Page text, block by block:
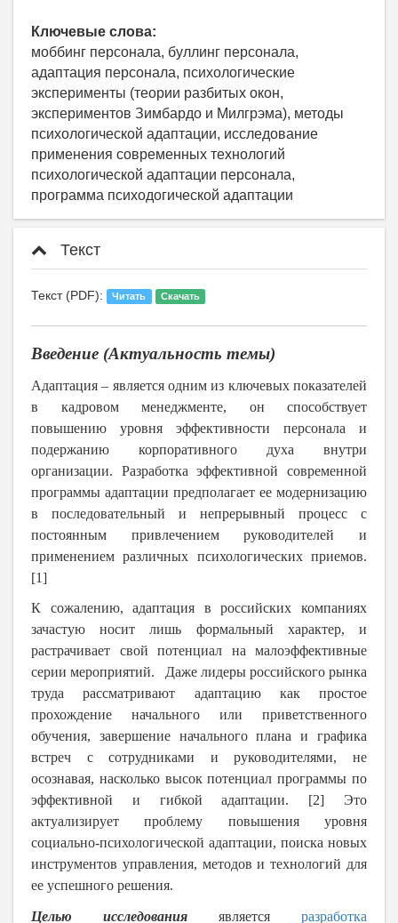
Ключевые слова:
моббинг персонала, буллинг персонала,
адаптация персонала, психологические
эксперименты (теории разбитых окон,
экспериментов Зимбардо и Милгрэма), методы
психологической адаптации, исследование
применения современных технологий
психологической адаптации персонала,
программа психодогической адаптации
Текст
Текст (PDF): Читать Скачать
Введение (Актуальность темы)
Адаптация – является одним из ключевых показателей
в кадровом менеджменте, он способствует
повышению уровня эффективности персонала и
подержанию корпоративного духа внутри
организации. Разработка эффективной современной
программы адаптации предполагает ее модернизацию
в последовательный и непрерывный процесс с
постоянным привлечением руководителей и
применением различных психологических приемов.
[1]
К сожалению, адаптация в российских компаниях
зачастую носит лишь формальный характер, и
растрачивает свой потенциал на малоэффективные
серии мероприятий. Даже лидеры российского рынка
труда рассматривают адаптацию как простое
прохождение начального или приветственного
обучения, завершение начального плана и графика
встреч с сотрудниками и руководителями, не
осознавая, насколько высок потенциал программы по
эффективной и гибкой адаптации. [2] Это
актуализирует проблему повышения уровня
социально-психологической адаптации, поиска новых
инструментов управления, методов и технологий для
ее успешного решения.
Целью исследования является разработка